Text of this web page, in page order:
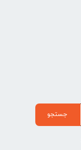
جستجو